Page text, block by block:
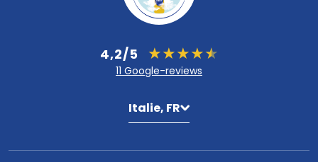
4,2/5
11 Google-reviews
Italie, FR